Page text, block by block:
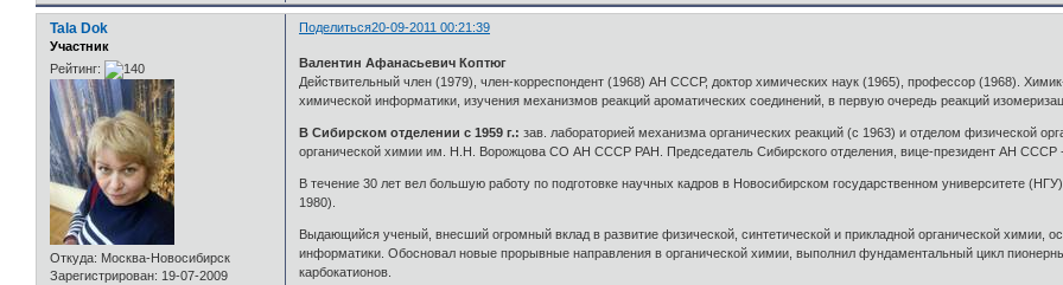
Поделиться20-09-2011 00:21:39
Tala Dok
Участник
Рейтинг:
Откуда: Москва-Новосибирск
Зарегистрирован: 19-07-2009
Валентин Афанасьевич Коптюг
Действительный член (1979), член-корреспондент (1968) АН СССР, доктор химических наук (1965), профессор (1968).
химической информатики, изучения механизмов реакций ароматических соединений, в первую очередь реакций
В Сибирском отделении с 1959 г.:зав. лабораторией механизма органических реакций (с 1963) и отделом физической
органической химии им. Н.Н. Ворожцова СО АН СССР РАН. Председатель Сибирского отделения, вице-президент АН СССР
В течение 30 лет вел большую работу по подготовке научных кадров в Новосибирском государственном университете
1980).
Выдающийся ученый, внесший огромный вклад в развитие физической, синтетической и прикладной органической химии,
информатики. Обосновал новые прорывные направления в органической химии, выполнил фундаментальный цикл
карбокатионов.